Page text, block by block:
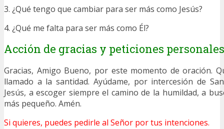
3. ¿Qué tengo que cambiar para ser más como Jesús?
4. ¿Qué me falta para ser más como Él?
Acción de gracias y peticiones personales
Gracias, Amigo Bueno, por este momento de oración.
llamado a la santidad. Ayúdame, por intercesión de
Jesús, a escoger siempre el camino de la humildad, a
más pequeño. Amén.
Si quieres, puedes pedirle al Señor por tus intenciones.